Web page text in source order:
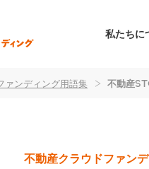
私たちに
ァンディング用語集 > 不動産
不動産クラウドファン